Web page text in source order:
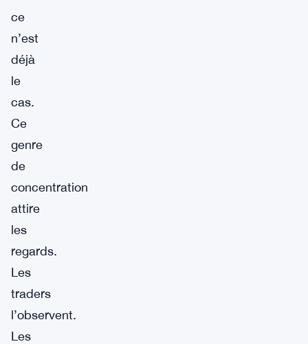
ce
n’est
déjà
le
cas.
Ce
genre
de
concentration
attire
les
regards.
Les
traders
l’observent.
Les